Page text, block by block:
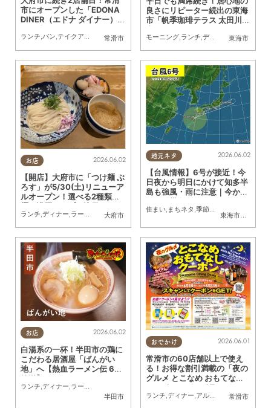
常滑市
市にオープンした「EDONA
DINER（エドナ ダイナー）」
を実食
ランチ,パン,テイクアウト ドライブ 行ってみたレポ,親子,カップル おひとりさま
東海市
良さにリピーター続出の東海
市「帆季珈琲テラス 太田川
店」に行ってみた
モーニング,ランチ,ディナー ,カフェ
お店
大府市
2026.06.02
【開店】大府市に「つけ麺 ぶ
ろす」が5/30(土)リニューア
ルオープン！選べる2種類の
麺と濃厚スープに注目
ランチ,ディナー,ラーメン 開店,リニューアル,家族,おひとりさま,KURUTOHP
地元ネタ
東海市
,大府市
2026.06.02
【台風情報】6号が接近！今
日夜から明日にかけて知多半
島も強風・雨に注意｜今から
できる備えを
住まい, まちネタ 季節ネタ
お店
半田市
2026.06.02
白湯系の一杯！半田市の鶏に
こだわる居酒屋「ばんがい
地」へ【熱血ラーメン伝 6月
放送】
ランチ ディナー ラーメン
おでかけ
常滑市
2026.06.01
常滑市の60店舗以上で使え
る！お得な割引満載の「夜の
グルメ とこなめ おもてなし
クーポン」が6/1(月)スタート
／ちたまる広告
ランチ ディナー アルコール ,ラーメン